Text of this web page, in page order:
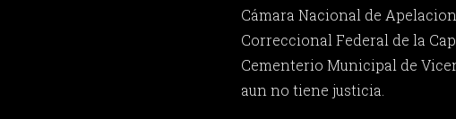
Cámara Nacional de
Correccional Federal de la
Cementerio Municipal de
aun no tiene justicia.